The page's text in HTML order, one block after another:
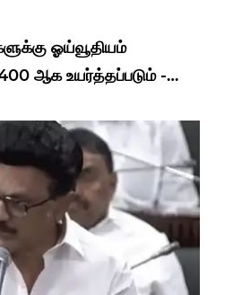
ஓய்வூதியம்
ஆக உயர்த்தப்படும் -